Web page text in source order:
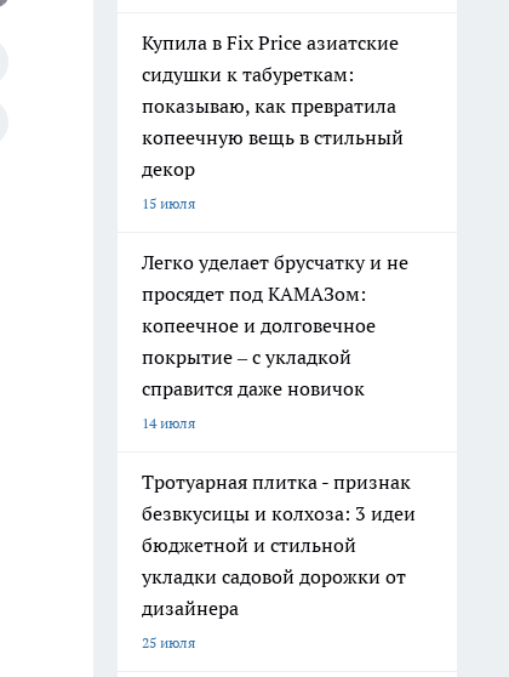
Купила в Fix Price азиатские
сидушки к табуреткам:
показываю, как превратила
копеечную вещь в стильный
декор
15 июля
Легко уделает брусчатку и не
просядет под КАМАЗом:
копеечное и долговечное
покрытие – с укладкой
справится даже новичок
14 июля
Тротуарная плитка - признак
безвкусицы и колхоза: 3 идеи
бюджетной и стильной
укладки садовой дорожки от
дизайнера
25 июля